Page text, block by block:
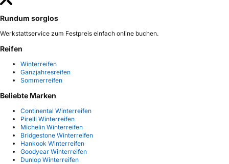
Rundum sorglos
Werkstattservice zum Festpreis einfach online buchen.
Reifen
Winterreifen
Ganzjahresreifen
Sommerreifen
Beliebte Marken
Continental Winterreifen
Pirelli Winterreifen
Michelin Winterreifen
Bridgestone Winterreifen
Hankook Winterreifen
Goodyear Winterreifen
Dunlop Winterreifen